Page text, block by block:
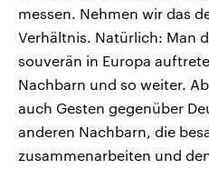
messen. Nehmen wir das
Verhältnis. Natürlich: Man
souverän in Europa
Nachbarn und so weiter.
auch Gesten gegenüber
anderen Nachbarn, die
zusammenarbeiten und